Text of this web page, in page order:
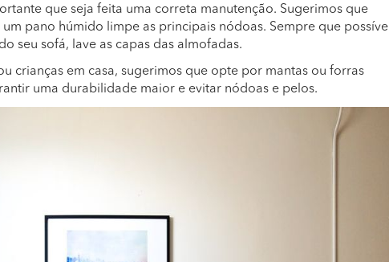
que seja feita uma correta manutenção. Sugerimos que
pano húmido limpe as principais nódoas. Sempre que possível
seu sofá, lave as capas das almofadas.
crianças em casa, sugerimos que opte por mantas ou forras
uma durabilidade maior e evitar nódoas e pelos.